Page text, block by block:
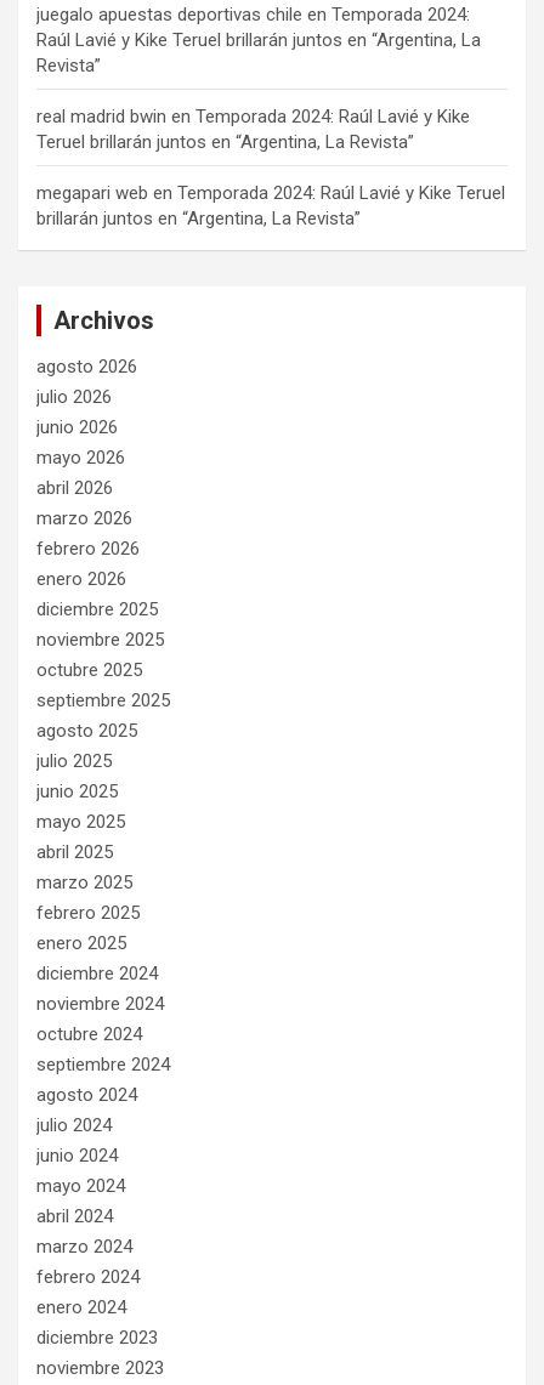
juegalo apuestas deportivas chile en Temporada 2024:
Raúl Lavié y Kike Teruel brillarán juntos en “Argentina, La
Revista”
real madrid bwin en Temporada 2024: Raúl Lavié y Kike
Teruel brillarán juntos en “Argentina, La Revista”
megapari web en Temporada 2024: Raúl Lavié y Kike Teruel
brillarán juntos en “Argentina, La Revista”
Archivos
agosto 2026
julio 2026
junio 2026
mayo 2026
abril 2026
marzo 2026
febrero 2026
enero 2026
diciembre 2025
noviembre 2025
octubre 2025
septiembre 2025
agosto 2025
julio 2025
junio 2025
mayo 2025
abril 2025
marzo 2025
febrero 2025
enero 2025
diciembre 2024
noviembre 2024
octubre 2024
septiembre 2024
agosto 2024
julio 2024
junio 2024
mayo 2024
abril 2024
marzo 2024
febrero 2024
enero 2024
diciembre 2023
noviembre 2023